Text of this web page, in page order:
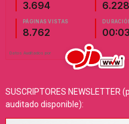
SUSCRIPTORES
auditado disponible):